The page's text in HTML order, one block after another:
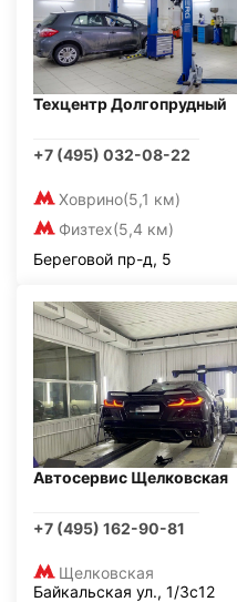
Техцентр Долгопрудный
+7 (495) 032-08-22
Ховрино(5,1 км)
Физтех(5,4 км)
Береговой пр-д, 5
Автосервис Щелковская
+7 (495) 162-90-81
Щелковская
Байкальская ул., 1/3с12